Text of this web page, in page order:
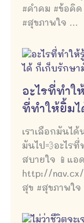
#คำคม #ข้อคิด
#สุขภาพใจ ...
อะไรที่ทำ
ที่ทำให้ยิ้ม
เราเลือกมันได้
มันไป💨อะไรที่
สบายใจ 📱แอ
http://nav.cx/
สุข #สุขภาพใจ